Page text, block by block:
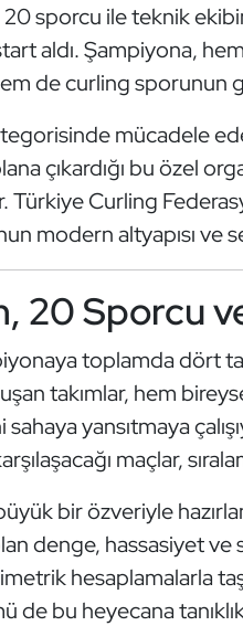
sporcu ile teknik
aldı. Şampiyona,
de curling sporunun
mücadele
çıkardığı bu özel
Türkiye Curling
modern altyapısı ve
20 Sporcu
toplamda dört
takımlar, hem
yansıtmaya
maçlar,
bir özveriyle
denge, hassasiyet ve
hesaplamalarla
de bu heyecana